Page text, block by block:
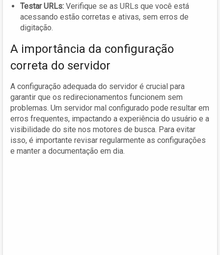
Testar URLs: Verifique se as URLs que você está
acessando estão corretas e ativas, sem erros de
digitação.
A importância da configuração
correta do servidor
A configuração adequada do servidor é crucial para
garantir que os redirecionamentos funcionem sem
problemas. Um servidor mal configurado pode resultar em
erros frequentes, impactando a experiência do usuário e a
visibilidade do site nos motores de busca. Para evitar
isso, é importante revisar regularmente as configurações
e manter a documentação em dia.